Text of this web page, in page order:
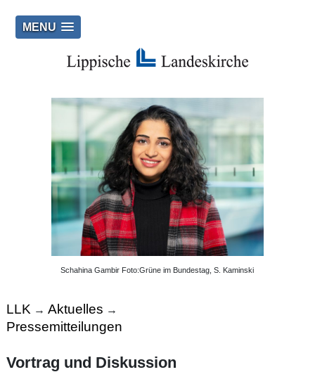
MENU
Schahina Gambir Foto:Grüne im Bundestag, S. Kaminski
LLK → Aktuelles →
Pressemitteilungen
Vortrag und Diskussion